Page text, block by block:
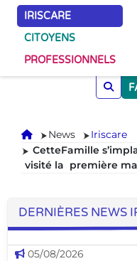
IRISCARE
CITOYENS
PROFESSIONNELS
Accueil
News
Iriscare
CetteFamille
visité la première
DERNIÈRES NEWS
05/08/2026